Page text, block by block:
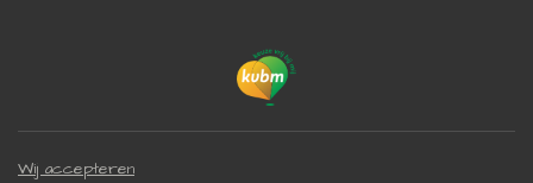
Wij accepteren